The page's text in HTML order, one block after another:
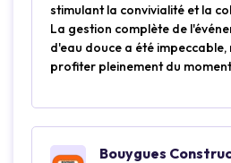
stimulant la convivialité et la
La gestion complète de
d'eau douce a été
profiter pleinement du
Bouygues